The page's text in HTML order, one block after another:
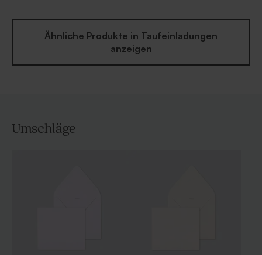
Ähnliche Produkte in Taufeinladungen
anzeigen
Umschläge